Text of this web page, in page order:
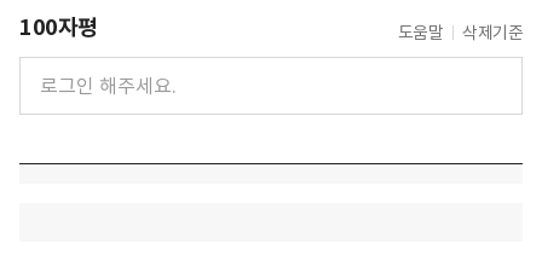
100자평 도움말 삭제기준